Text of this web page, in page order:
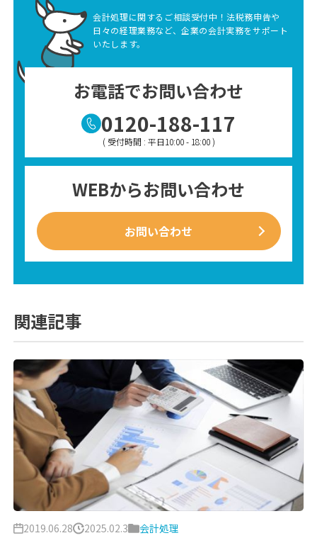
会計処理に関するご相談受付中！法税務申告や
日々の経理業務など、企業の会計実務をサポート
いたします。
お電話でお問い合わせ
0120-188-117
( 受付時間 : 平日10:00 - 18:00 )
WEBからお問い合わせ
お問い合わせ
関連記事
2019.06.28 2025.02.3 会計処理